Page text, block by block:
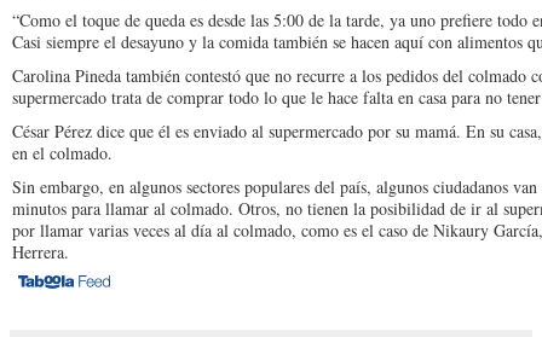
“Como el toque de que­da es desde las 5:00 de la tarde, ya uno prefiere to­do
Casi siem­pre el desayuno y la comida también se hacen aquí con alimentos
Carolina Pineda tam­bién contestó que no recu­rre a los pedidos del colma­do
supermerca­do trata de comprar todo lo que le hace falta en casa para no
César Pérez dice que él es enviado al supermerca­do por su mamá. En su
en el col­mado.
Sin embargo, en algunos sectores populares del país, algunos ciudadanos
minutos para lla­mar al colmado. Otros, no tienen la posibilidad de ir al
por llamar varias veces al día al colmado, como es el ca­so de Nikaury
Herrera.